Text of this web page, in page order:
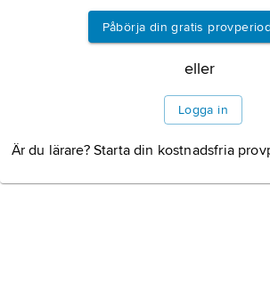
Information om artikeln
Påbörja din gratis provperiod
eller
Logga in
Är du lärare? Starta din kostnadsfria